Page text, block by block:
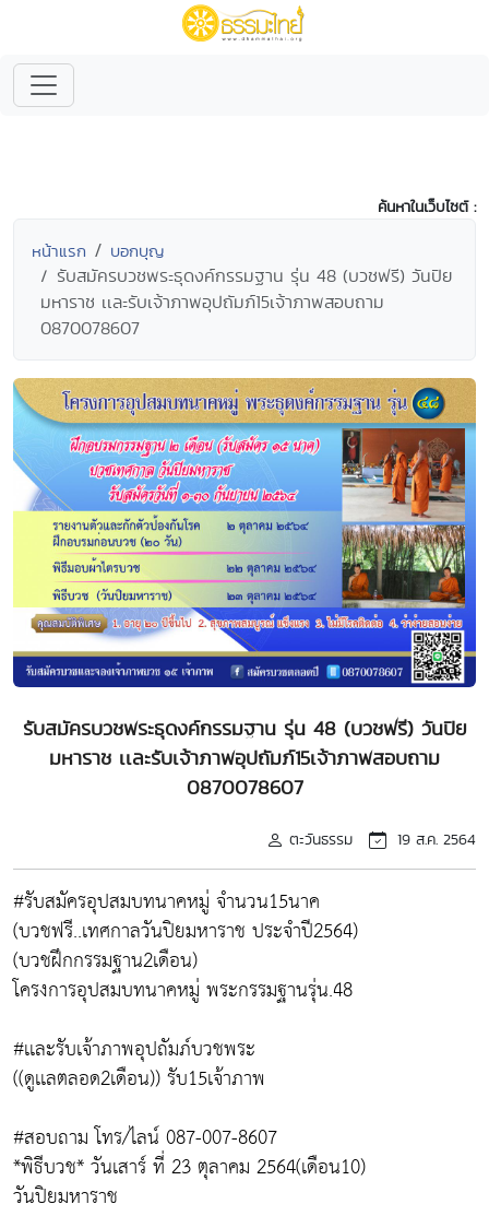
ค้นหาในเว็บไซต์ :
หน้าแรก บอกบุญ
รับสมัครบวชพระธุดงค์กรรมฐาน รุ่น 48 (บวชฟรี) วันปิย
มหาราช เเละรับเจ้าภาพอุปถัมภ์15เจ้าภาพสอบถาม
0870078607
รับสมัครบวชพระธุดงค์กรรมฐาน รุ่น 48 (บวชฟรี) วันปิย
มหาราช เเละรับเจ้าภาพอุปถัมภ์15เจ้าภาพสอบถาม
0870078607
ตะวันธรรม 19 ส.ค. 2564
#รับสมัครอุปสมบทนาคหมู่ จำนวน15นาค
(บวชฟรี..เทศกาลวันปิยมหาราช ประจำปี2564)
(บวชฝึกกรรมฐาน2เดือน)
โครงการอุปสมบทนาคหมู่ พระกรรมฐานรุ่น.48
#เเละรับเจ้าภาพอุปถัมภ์บวชพระ
((ดูเเลตลอด2เดือน)) รับ15เจ้าภาพ
#สอบถาม โทร/ไลน์ 087-007-8607
*พิธีบวช* วันเสาร์ ที่ 23 ตุลาคม 2564(เดือน10)
วันปิยมหาราช